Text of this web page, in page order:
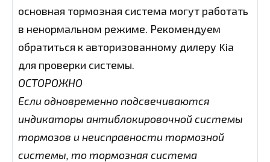
основная тормозная система могут работать
в ненормальном режиме. Рекомендуем
обратиться к авторизованному дилеру Kia
для проверки системы.
ОСТОРОЖНО
Если одновременно подсвечиваются
индикаторы антиблокировочной системы
тормозов и неисправности тормозной
системы, то тормозная система